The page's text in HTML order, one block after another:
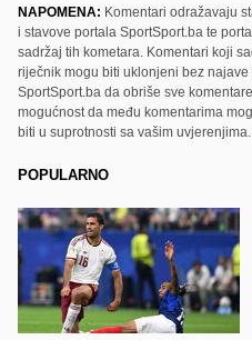
NAPOMENA: Komentari odražavaju
i stavove portala SportSport.ba te
sadržaj tih kometara. Komentari koji
riječnik mogu biti uklonjeni bez
SportSport.ba da obriše sve
mogućnost da među komentarima
biti u suprotnosti sa vašim uvjerenjima.
POPULARNO